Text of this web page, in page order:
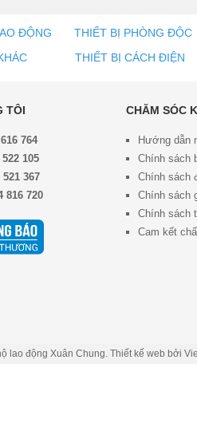
ĐỘNG THIẾT BỊ PHÒNG ĐỘC
THIẾT BỊ CÁCH ĐIỆN
TÔI
764
105
521 367
816 720
CHĂM SÓC
Hướng dẫn
Chính sách
Chính sách
Chính sách
Chính sách
Cam kết
lao động Xuân Chung. Thiết kế web bởi